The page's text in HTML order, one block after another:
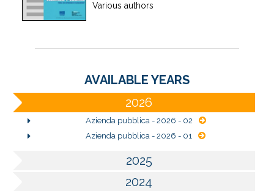
Various authors
AVAILABLE YEARS
2026
Azienda pubblica - 2026 - 02
Azienda pubblica - 2026 - 01
2025
2024